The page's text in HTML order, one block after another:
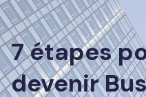
7 étapes
devenir